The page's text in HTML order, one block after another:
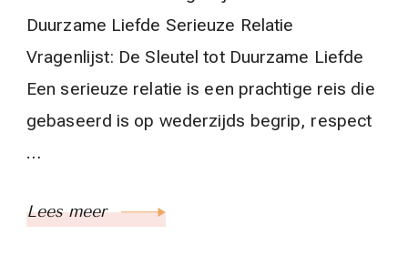
Duurzame Liefde Serieuze Relatie
Vragenlijst: De Sleutel tot Duurzame Liefde
Een serieuze relatie is een prachtige reis die
gebaseerd is op wederzijds begrip, respect
…
Lees meer